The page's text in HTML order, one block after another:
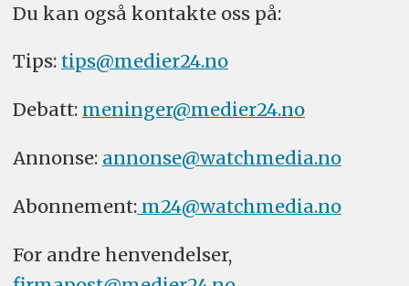
Du kan også kontakte oss på:
Tips: tips@medier24.no
Debatt: meninger@medier24.no
Annonse: annonse@watchmedia.no
Abonnement:m24@watchmedia.no
For andre henvendelser,